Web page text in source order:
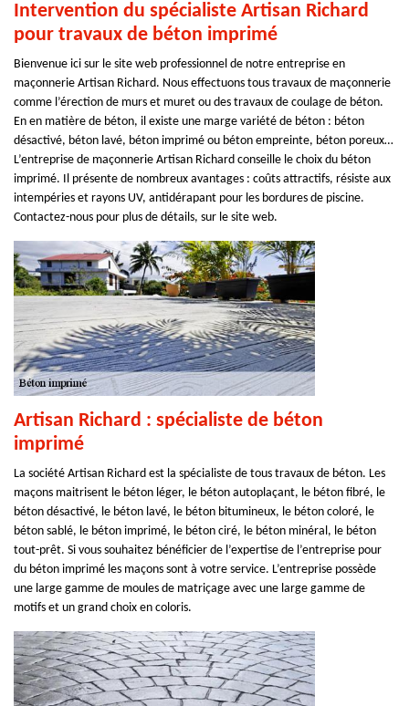
Intervention du spécialiste Artisan Richard
pour travaux de béton imprimé
Bienvenue ici sur le site web professionnel de notre entreprise en
maçonnerie Artisan Richard. Nous effectuons tous travaux de maçonnerie
comme l’érection de murs et muret ou des travaux de coulage de béton.
En en matière de béton, il existe une marge variété de béton : béton
désactivé, béton lavé, béton imprimé ou béton empreinte, béton poreux…
L’entreprise de maçonnerie Artisan Richard conseille le choix du béton
imprimé. Il présente de nombreux avantages : coûts attractifs, résiste aux
intempéries et rayons UV, antidérapant pour les bordures de piscine.
Contactez-nous pour plus de détails, sur le site web.
Artisan Richard : spécialiste de béton
imprimé
La société Artisan Richard est la spécialiste de tous travaux de béton. Les
maçons maitrisent le béton léger, le béton autoplaçant, le béton fibré, le
béton désactivé, le béton lavé, le béton bitumineux, le béton coloré, le
béton sablé, le béton imprimé, le béton ciré, le béton minéral, le béton
tout-prêt. Si vous souhaitez bénéficier de l’expertise de l’entreprise pour
du béton imprimé les maçons sont à votre service. L’entreprise possède
une large gamme de moules de matriçage avec une large gamme de
motifs et un grand choix en coloris.